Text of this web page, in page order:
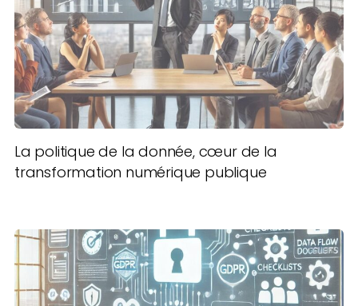
La politique de la donnée, cœur de la
transformation numérique publique